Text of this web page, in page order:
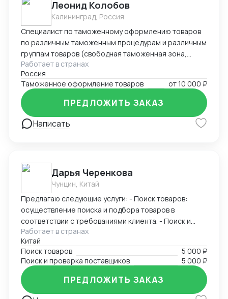
быстро вникаю в задачу и умею работать с людьми.
Буду рада сотрудничеству!
Леонид Колобов
Калининград, Россия
Специалист по таможенному оформлению товаров
по различным таможенным процедурам и различным
группам товаров (свободная таможенная зона,
экспорт, импорт, реэкспорт, реимпорт, таможенный
склад и и.д.) Опыт 23 года. Имею свое ИП по этому
направлению.
Работает в странах
Россия
Таможенное оформление товаров
от10 000 ₽
Написать
ПРЕДЛОЖИТЬ ЗАКАЗ
Дарья Черенкова
Чунцин, Китай
Предлагаю следующие услуги: - Поиск товаров:
осуществление поиска и подбора товаров в
соответствии с требованиями клиента. - Поиск и
проверка поставщиков: исследование и проверка
надежности и качества потенциальных поставщиков
товаров. Я имею широкую сеть контактов в
различных отраслях. Моими клиентами были как
крупные компании, так и малые предприятия.
Заказывая услуги у меня, вы можете быть уверены в
Работает в странах
Китай
Поиск товаров
5 000 ₽
Поиск и проверка поставщиков
5 000 ₽
ПРЕДЛОЖИТЬ ЗАКАЗ